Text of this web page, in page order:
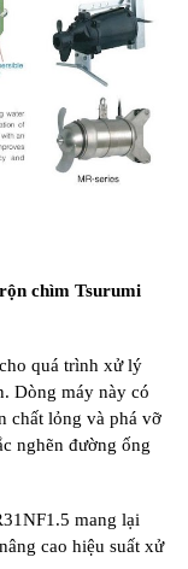
chìm Tsurumi
quá trình xử lý
Dòng máy này có
chất lỏng và phá vỡ
nghẽn đường ống
mang lại
cao hiệu suất xử